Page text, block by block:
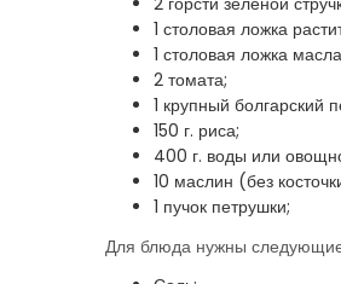
1 столовая ложка
1 столовая ложка
2 томата;
1 крупный болгарский
150 г. риса;
400 г. воды или
10 маслин (без
1 пучок петрушки;
Для блюда нужны